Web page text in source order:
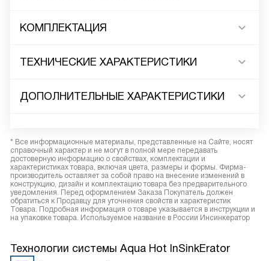
КОМПЛЕКТАЦИЯ
ТЕХНИЧЕСКИЕ ХАРАКТЕРИСТИКИ
ДОПОЛНИТЕЛЬНЫЕ ХАРАКТЕРИСТИКИ
* Все информационные материалы, представленные на Сайте, носят
справочный характер и не могут в полной мере передавать
достоверную информацию о свойствах, комплектации и
характеристиках товара, включая цвета, размеры и формы. Фирма-
производитель оставляет за собой право на внесение изменений в
конструкцию, дизайн и комплектацию товара без предварительного
уведомления. Перед оформлением Заказа Покупатель должен
обратиться к Продавцу для уточнения свойств и характеристик
Товара. Подробная информация о товаре указывается в инструкции и
на упаковке товара. Используемое название в России Инсинкератор
Технологии системы Aqua Hot InSinkErator